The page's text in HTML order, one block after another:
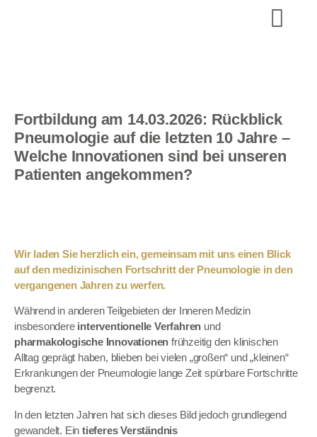
Fortbildung am 14.03.2026: Rückblick
Pneumologie auf die letzten 10 Jahre –
Welche Innovationen sind bei unseren
Patienten angekommen?
Wir laden Sie herzlich ein, gemeinsam mit uns einen Blick
auf den medizinischen Fortschritt der Pneumologie in den
vergangenen Jahren zu werfen.
Während in anderen Teilgebieten der Inneren Medizin
insbesondere interventionelle Verfahren und
pharmakologische Innovationen frühzeitig den klinischen
Alltag geprägt haben, blieben bei vielen „großen“ und „kleinen“
Erkrankungen der Pneumologie lange Zeit spürbare Fortschritte
begrenzt.
In den letzten Jahren hat sich dieses Bild jedoch grundlegend
gewandelt. Eintieferes Verständnis